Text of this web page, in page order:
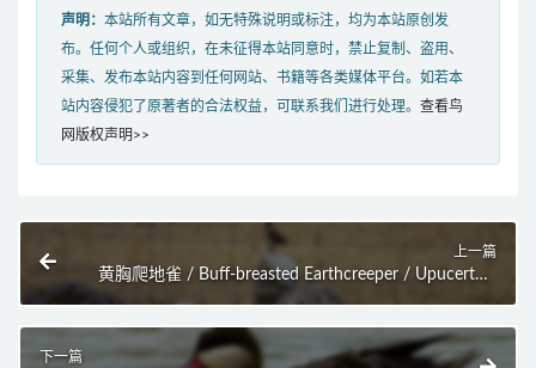
声明： 本站所有文章，如无特殊说明或标注，均为本站原创发
布。任何个人或组织，在未征得本站同意时，禁止复制、盗用、
采集、发布本站内容到任何网站、书籍等各类媒体平台。如若本
站内容侵犯了原著者的合法权益，可联系我们进行处理。 查看鸟
网版权声明>>
上一篇
黄胸爬地雀 / Buff-breasted Earthcreeper / Upucerthia
下一篇